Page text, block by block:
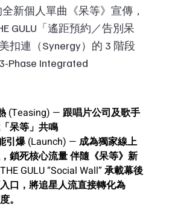
新個人單曲《呆等》宣傳，
GULU「遙距預約／告別呆
扣連（Synergy）的 3 階段
Phase Integrated
(Teasing) — 跟唱片公司及歌手
呆等」共鳴
引爆 (Launch) — 成為獨家線上
鎖死核心流量 伴隨《呆等》新
GULU “Social Wall” 承載幕後
口 ，將追星人流直接轉化為
。